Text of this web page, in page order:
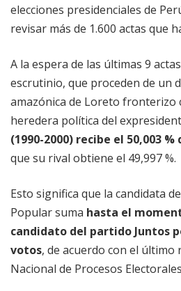
elecciones presidenciales de
revisar más de 1.600 actas que
A la espera de las últimas 9
escrutinio, que proceden de un
amazónica de Loreto fronterizo
heredera política del
(1990-2000) recibe el 50,003
que su rival obtiene el 49,997 %.
Esto significa que la candidata
Popular suma hasta el
candidato del partido Juntos
votos, de acuerdo con el último
Nacional de Procesos